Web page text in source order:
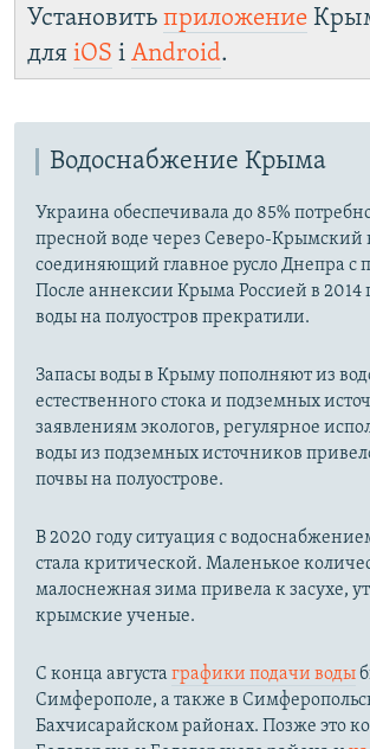
Установить приложение
для iOS і Android.
Водоснабжение Крыма
Украина обеспечивала до 85%
пресной воде через Северо-Крымский
соединяющий главное русло Днепра с
После аннексии Крыма Россией в 2014
воды на полуостров прекратили.
Запасы воды в Крыму пополняют из
естественного стока и подземных
заявлениям экологов, регулярное
воды из подземных источников
почвы на полуострове.
В 2020 году ситуация с
стала критической. Маленькое
малоснежная зима привела к засухе,
крымские ученые.
С конца августа графики подачи воды
Симферополе, а также в
Бахчисарайском районах. Позже это